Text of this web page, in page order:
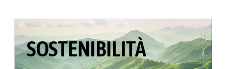
SOSTENIBILITÀ